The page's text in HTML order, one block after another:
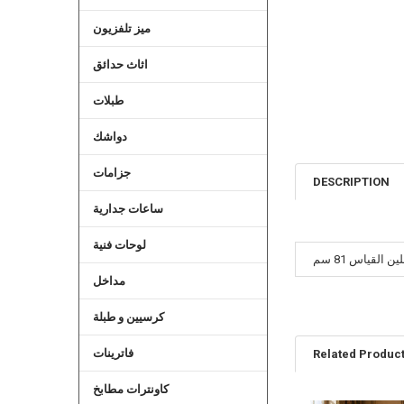
ميز تلفزيون
اثاث حدائق
طبلات
دواشك
جزامات
ساعات جدارية
لوحات فنية
مداخل
كرسيين و طبلة
فاترينات
كاونترات مطابخ
DESCRIPTION
81 سم
Related